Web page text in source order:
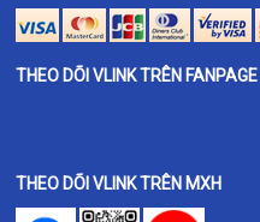
THEO DÕI VLINK TRÊN FANPAGE
THEO DÕI VLINK TRÊN MXH